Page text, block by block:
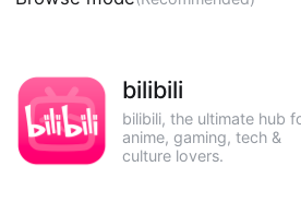
1.2万
【人像集】空气感人像丨滨田英
明 Hideaki Hamada
【摄影
好小朋
bilibili
bilibili, the ultimate hub for
anime, gaming, tech &